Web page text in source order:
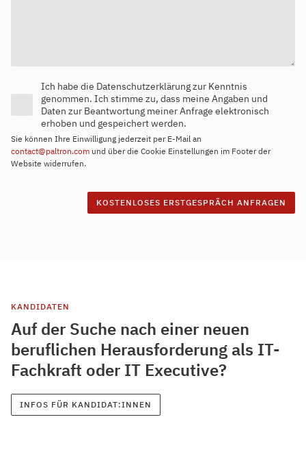
Ich habe die Datenschutzerklärung zur Kenntnis
genommen. Ich stimme zu, dass meine Angaben und
Daten zur Beantwortung meiner Anfrage elektronisch
erhoben und gespeichert werden.
Sie können Ihre Einwilligung jederzeit per E-Mail an
contact@paltron.com und über die Cookie Einstellungen im Footer der
Website widerrufen.
KANDIDATEN
Auf der Suche nach einer neuen
beruflichen Herausforderung als IT-
Fachkraft oder IT Executive?
INFOS FÜR KANDIDAT:INNEN